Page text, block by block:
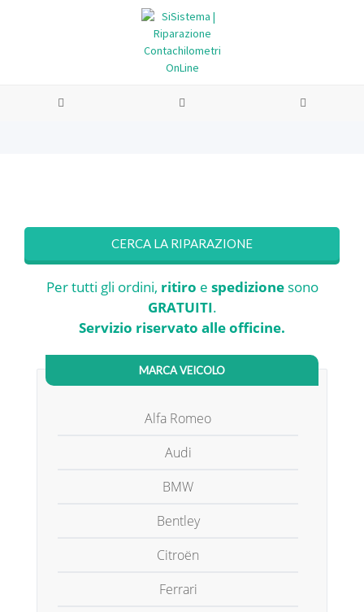
CERCA LA RIPARAZIONE
Per tutti gli ordini, ritiro e spedizionesono
GRATUITI.
Servizio riservato alle officine.
MARCA VEICOLO
Alfa Romeo
Audi
BMW
Bentley
Citroën
Ferrari